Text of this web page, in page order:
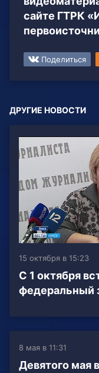
сайте ГТРК
Поделиться
ДРУГИЕ НОВОСТИ
15 октября в 15:23
С 1 октября
федеральный
8 мая в 11:31
Девятого мая